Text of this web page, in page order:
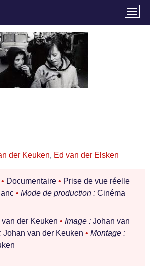
der Keuken, Ed van der Elsken
• Documentaire • Prise de vue réelle
• Mode de production : Cinéma
van der Keuken • Image : Johan van
Johan van der Keuken • Montage :